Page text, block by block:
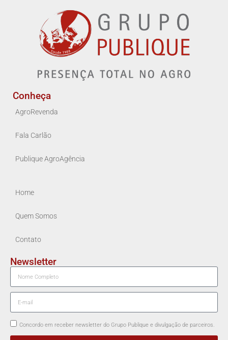
Conheça
AgroRevenda
Fala Carlão
Publique AgroAgência
Home
Quem Somos
Contato
Newsletter
Concordo em receber newsletter do Grupo Publique e divulgação de parceiros.